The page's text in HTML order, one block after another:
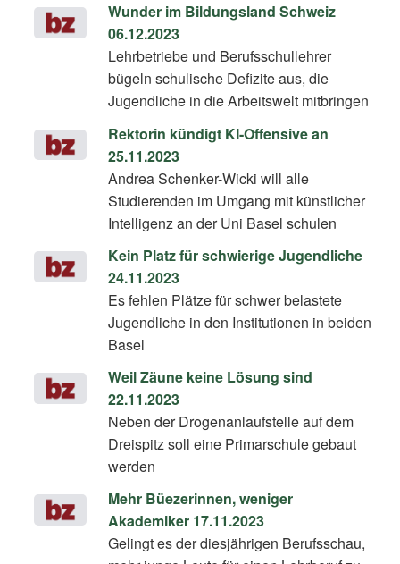
Wunder im Bildungsland Schweiz
06.12.2023
Lehrbetriebe und Berufsschullehrer
bügeln schulische Defizite aus, die
Jugendliche in die Arbeitswelt mitbringen
Rektorin kündigt KI-Offensive an
25.11.2023
Andrea Schenker-Wicki will alle
Studierenden im Umgang mit künstlicher
Intelligenz an der Uni Basel schulen
Kein Platz für schwierige ­Jugendliche
24.11.2023
Es fehlen Plätze für schwer belastete
Jugendliche in den Institutionen in beiden
Basel
Weil Zäune keine Lösung sind
22.11.2023
Neben der Drogenanlaufstelle auf dem
Dreispitz soll eine Primarschule gebaut
werden
Mehr Büezerinnen, weniger
Akademiker 17.11.2023
Gelingt es der diesjährigen Berufsschau,